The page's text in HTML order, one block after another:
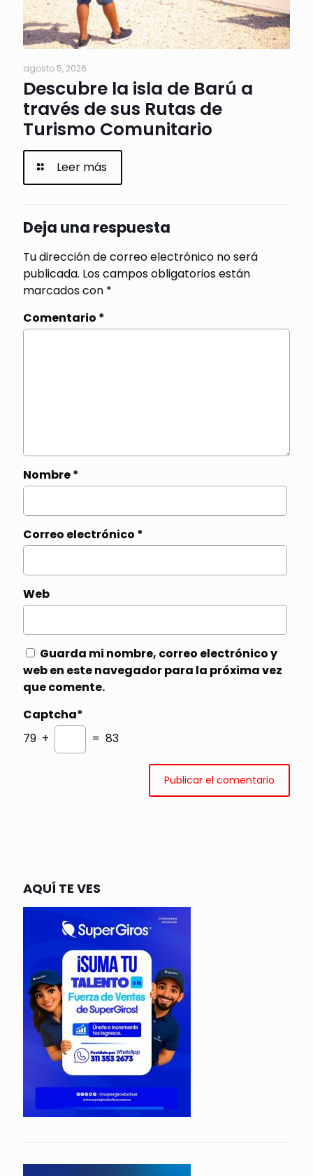
agosto 5, 2026
Descubre la isla de Barú a
través de sus Rutas de
Turismo Comunitario
Leer más
Deja una respuesta
Tu dirección de correo electrónico no será
publicada. Los campos obligatorios están
marcados con *
Comentario *
Nombre*
Correo electrónico *
Web
Guarda mi nombre, correo electrónico y
web en este navegador para la próxima vez
que comente.
Captcha*
79 +
= 83
AQUÍ TE VES